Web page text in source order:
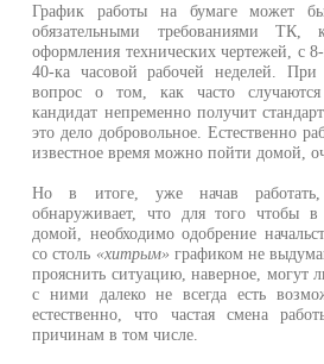
График работы на бумаге может
обязательными требованиями
оформления технических чертежей, с
40-ка часовой рабочей неделей.
вопрос о том, как часто
кандидат непременно получит
это дело добровольное. Естественно
известное время можно пойти домой,
Но в итоге, уже начав
обнаруживает, что для того чтобы
домой, необходимо одобрение
со столь «хитрым» графиком не
прояснить ситуацию, наверное, могут
с ними далеко не всегда есть
естественно, что частая смена
причинам в том числе.